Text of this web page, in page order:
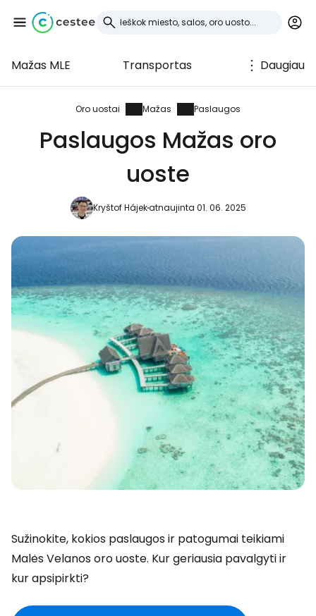
Mažas MLE Transportas Daugiau
Oro uostai Mažas Paslaugos
Paslaugos Mažas oro
uoste
Kryštof Hájekatnaujinta 01. 06. 2025
Sužinokite, kokios paslaugos ir patogumai teikiami
Malės Velanos oro uoste. Kur geriausia pavalgyti ir
kur apsipirkti?
Prisijunkite prie
Cestee
... pasaulinė kelionių bendruomenė
Tęsti su Facebook
Tęsti el. paštu